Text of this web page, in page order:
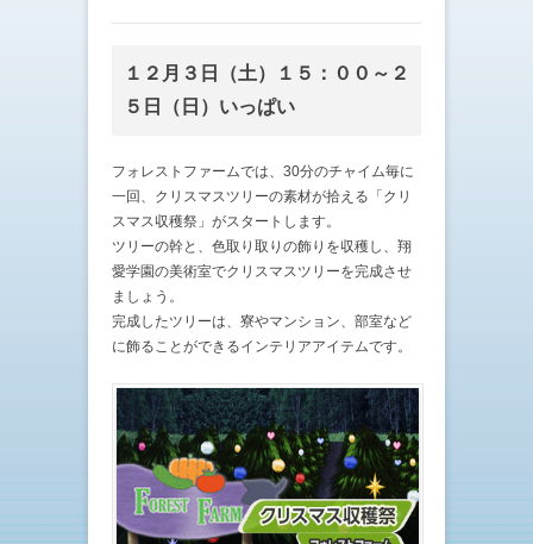
１２月３日（土）１５：００～２
５日（日）いっぱい
フォレストファームでは、30分のチャイム毎に
一回、クリスマスツリーの素材が拾える「クリ
スマス収穫祭」がスタートします。
ツリーの幹と、色取り取りの飾りを収穫し、翔
愛学園の美術室でクリスマスツリーを完成させ
ましょう。
完成したツリーは、寮やマンション、部室など
に飾ることができるインテリアアイテムです。